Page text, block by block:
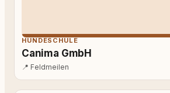
HUNDESCHULE
Canima GmbH
📍 Feldmeilen